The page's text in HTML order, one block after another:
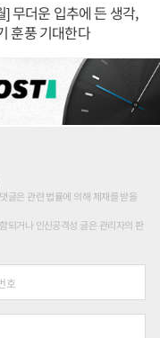
무더운 입추에 든 생각,
훈풍 기대한다
글은 관련 법률에 의해 제재를 받을
되거나 인신공격성 글은 관리자의 판